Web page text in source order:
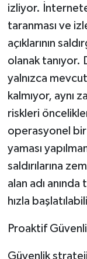
izliyor. İnternete
taranması ve
açıklarının
olanak tanıyor.
yalnızca
kalmıyor, aynı
riskleri
operasyonel
yaması
saldırılarına
alan adı
hızla
Proaktif
Güvenlik